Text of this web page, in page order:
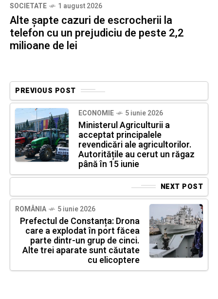
SOCIETATE 1 august 2026
Alte șapte cazuri de escrocherii la
telefon cu un prejudiciu de peste 2,2
milioane de lei
PREVIOUS POST
ECONOMIE 5 iunie 2026
Ministerul Agriculturii a
acceptat principalele
revendicări ale agricultorilor.
Autoritățile au cerut un răgaz
până în 15 iunie
NEXT POST
ROMÂNIA 5 iunie 2026
Prefectul de Constanța: Drona
care a explodat în port făcea
parte dintr-un grup de cinci.
Alte trei aparate sunt căutate
cu elicoptere